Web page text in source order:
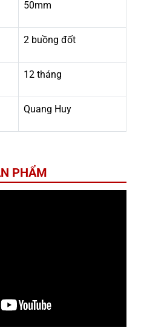
50mm
2 buồng đốt
12 tháng
Quang Huy
PHẨM